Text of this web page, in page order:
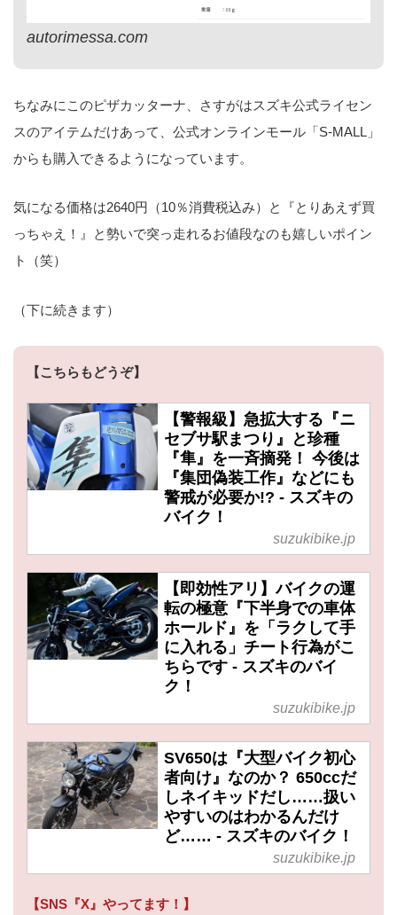
autorimessa.com
ちなみにこのピザカッターナ、さすがはスズキ公式ライセン
スのアイテムだけあって、公式オンラインモール「S-MALL」
からも購入できるようになっています。
気になる価格は2640円（10％消費税込み）と『とりあえず買
っちゃえ！』と勢いで突っ走れるお値段なのも嬉しいポイン
ト（笑）
（下に続きます）
【こちらもどうぞ】
【警報級】急拡大する『ニ
セブサ駅まつり』と珍種
『隼』を一斉摘発！ 今後は
『集団偽装工作』などにも
警戒が必要か!? - スズキの
バイク！
suzukibike.jp
【即効性アリ】バイクの運
転の極意『下半身での車体
ホールド』を「ラクして手
に入れる」チート行為がこ
ちらです - スズキのバイ
ク！
suzukibike.jp
SV650は『大型バイク初心
者向け』なのか？ 650ccだ
しネイキッドだし……扱い
やすいのはわかるんだけ
ど…… - スズキのバイク！
suzukibike.jp
【SNS『X』やってます！】